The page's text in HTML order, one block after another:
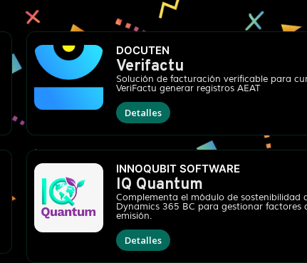
DOCUTEN
Verifactu
Solución de facturación verificable para
VeriFactu generar registros AEAT
Detalles
INNOQUBIT SOFTWARE
IQ Quantum
Complementa el módulo de sostenibilidad
Dynamics 365 BC para gestionar factores
emisión.
Detalles